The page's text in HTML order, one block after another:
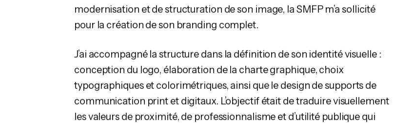
modernisation et de structuration de son image, la SMFP m’a sollicité
pour la création de son branding complet.
J’ai accompagné la structure dans la définition de son identité visuelle :
conception du logo, élaboration de la charte graphique, choix
typographiques et colorimétriques, ainsi que le design de supports de
communication print et digitaux. L’objectif était de traduire visuellement
les valeurs de proximité, de professionnalisme et d’utilité publique qui